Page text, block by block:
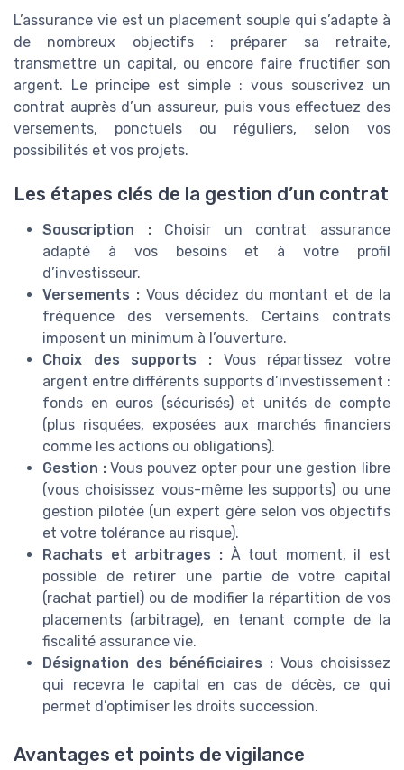
L’assurance vie est un placement souple qui s’adapte à
de nombreux objectifs : préparer sa retraite,
transmettre un capital, ou encore faire fructifier son
argent. Le principe est simple : vous souscrivez un
contrat auprès d’un assureur, puis vous effectuez des
versements, ponctuels ou réguliers, selon vos
possibilités et vos projets.
Les étapes clés de la gestion d’un contrat
Souscription :Choisir un contrat assurance
adapté à vos besoins et à votre profil
d’investisseur.
Versements :Vous décidez du montant et de la
fréquence des versements. Certains contrats
imposent un minimum à l’ouverture.
Choix des supports : Vous répartissez votre
argent entre différents supports d’investissement :
fonds en euros (sécurisés) et unités de compte
(plus risquées, exposées aux marchés financiers
comme les actions ou obligations).
Gestion :Vous pouvez opter pour une gestion libre
(vous choisissez vous-même les supports) ou une
gestion pilotée (un expert gère selon vos objectifs
et votre tolérance au risque).
Rachats et arbitrages :À tout moment, il est
possible de retirer une partie de votre capital
(rachat partiel) ou de modifier la répartition de vos
placements (arbitrage), en tenant compte de la
fiscalité assurance vie.
Désignation des bénéficiaires : Vous choisissez
qui recevra le capital en cas de décès, ce qui
permet d’optimiser les droits succession.
Avantages et points de vigilance